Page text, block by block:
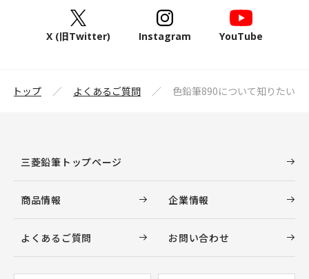
X (旧Twitter) Instagram YouTube
トップ よくあるご質問 色鉛筆890について知りたい
三菱鉛筆トップページ
商品情報 企業情報
よくあるご質問 お問い合わせ